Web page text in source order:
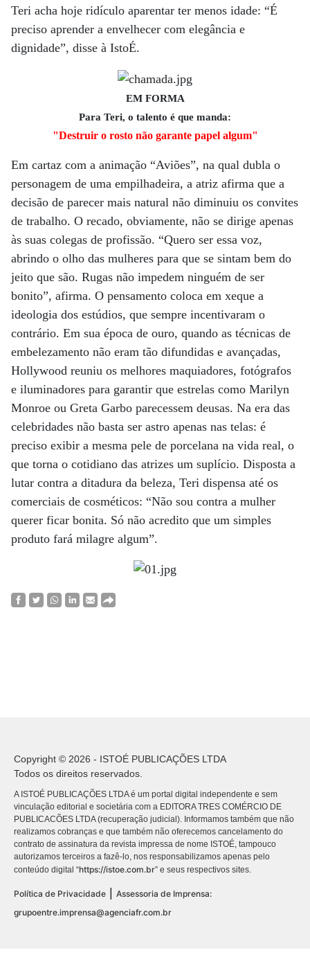
Teri acha hoje ridículo aparentar ter menos idade: “É
preciso aprender a envelhecer com elegância e
dignidade”, disse à IstoÉ.
EM FORMA
Para Teri, o talento é que manda:
"Destruir o rosto não garante papel algum"
Em cartaz com a animação “Aviões”, na qual dubla o
personagem de uma empilhadeira, a atriz afirma que a
decisão de parecer mais natural não diminuiu os convites
de trabalho. O recado, obviamente, não se dirige apenas
às suas colegas de profissão. “Quero ser essa voz,
abrindo o olho das mulheres para que se sintam bem do
jeito que são. Rugas não impedem ninguém de ser
bonito”, afirma. O pensamento coloca em xeque a
ideologia dos estúdios, que sempre incentivaram o
contrário. Em sua época de ouro, quando as técnicas de
embelezamento não eram tão difundidas e avançadas,
Hollywood reuniu os melhores maquiadores, fotógrafos
e iluminadores para garantir que estrelas como Marilyn
Monroe ou Greta Garbo parecessem deusas. Na era das
celebridades não basta ser astro apenas nas telas: é
preciso exibir a mesma pele de porcelana na vida real, o
que torna o cotidiano das atrizes um suplício. Disposta a
lutar contra a ditadura da beleza, Teri dispensa até os
comerciais de cosméticos: “Não sou contra a mulher
querer ficar bonita. Só não acredito que um simples
produto fará milagre algum”.
Copyright © 2026 - ISTOÉ PUBLICAÇÕES LTDA
Todos os direitos reservados.
A ISTOÉ PUBLICAÇÕES LTDA é um portal digital independente e sem
vinculação editorial e societária com a EDITORA TRES COMÉRCIO DE
PUBLICACÕES LTDA (recuperação judicial). Informamos também que não
realizamos cobranças e que também não oferecemos cancelamento do
contrato de assinatura da revista impressa de nome ISTOÉ, tampouco
autorizamos terceiros a fazê-lo, nos responsabilizamos apenas pelo
conteúdo digital “https://istoe.com.br” e seus respectivos sites.
Política de Privacidade
Assessoria de Imprensa:
grupoentre.imprensa@agenciafr.com.br